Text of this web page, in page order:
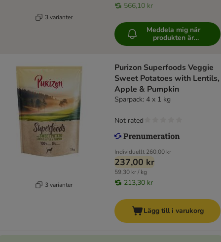
3 varianter
566,10 kr
Meddela mig när
produkten är
tillgänglig
3 varianter
Purizon Superfoods Veggie
Sweet Potatoes with Lentils,
Apple & Pumpkin
Sparpack: 4 x 1 kg
Individuellt 260,00 kr
237,00 kr
59,30 kr / kg
213,30 kr
Not rated
Lägg till i varukorg